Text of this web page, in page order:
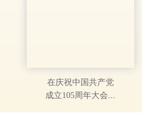
在庆祝中国共产党
成立105周年大会上